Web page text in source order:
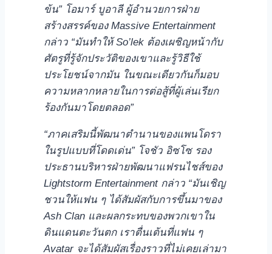
ข้น” โอมาร์ บูอาลี ผู้อำนวยการฝ่าย
สร้างสรรค์ของ Massive Entertainment
กล่าว “มันทำให้So’lek ต้องเผชิญหน้ากับ
ศัตรูที่รู้จักประวัติของเขาและรู้วิธีใช้
ประโยชน์จากมัน ในขณะเดียวกันก็มอบ
ความหลากหลายในการต่อสู้ที่ผู้เล่นเรียก
ร้องกันมาโดยตลอด”
“ภาคเสริมนี้พัฒนาตำนานของแพนโดรา
ในรูปแบบที่โดดเด่น” โจชัว อิซโซ รอง
ประธานบริหารฝ่ายพัฒนาแฟรนไชส์ของ
Lightstorm Entertainment กล่าว “มันเชิญ
ชวนให้แฟน ๆ ได้สัมผัสกับการขึ้นมาของ
Ash Clan และผลกระทบของพวกเขาใน
ดินแดนตะวันตก เราตื่นเต้นที่แฟน ๆ
Avatar จะได้สัมผัสเรื่องราวที่ไม่เคยเล่ามา